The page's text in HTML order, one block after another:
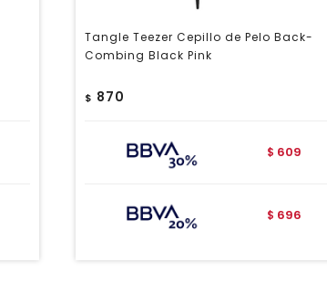
Tangle Teezer Cepillo de Pelo Back-
Combing Black Pink
$ 870
$ 609
$ 696